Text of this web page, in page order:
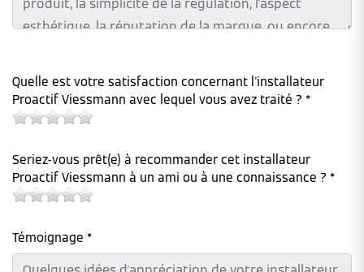
Quelle est votre satisfaction concernant l'installateur
Proactif Viessmann avec lequel vous avez traité ? *
Seriez-vous prêt(e) à recommander cet installateur
Proactif Viessmann à un ami ou à une connaissance ? *
Témoignage *